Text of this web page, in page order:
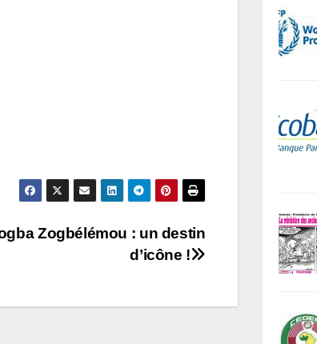
Zogbélémou : un destin
d’icône !